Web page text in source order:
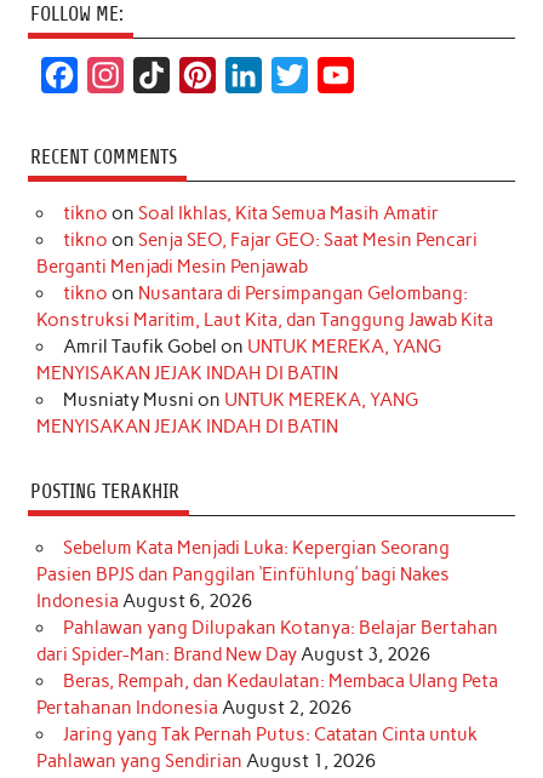
FOLLOW ME:
c
e
b
o
k
s
t
a
r
a
m
k
T
o
k
t
e
e
s
t
k
e
d
I
n
t
t
r
T
u
e
RECENT COMMENTS
tikno on Soal Ikhlas, Kita Semua Masih Amatir
tikno on Senja SEO, Fajar GEO: Saat Mesin Pencari
Berganti Menjadi Mesin Penjawab
tikno on Nusantara di Persimpangan Gelombang:
Konstruksi Maritim, Laut Kita, dan Tanggung Jawab Kita
Amril Taufik Gobel on UNTUK MEREKA, YANG
MENYISAKAN JEJAK INDAH DI BATIN
Musniaty Musni on UNTUK MEREKA, YANG
MENYISAKAN JEJAK INDAH DI BATIN
POSTING TERAKHIR
Sebelum Kata Menjadi Luka: Kepergian Seorang
Pasien BPJS dan Panggilan ‘Einfühlung’ bagi Nakes
Indonesia August 6, 2026
Pahlawan yang Dilupakan Kotanya: Belajar Bertahan
dari Spider-Man: Brand New DayAugust 3, 2026
Beras, Rempah, dan Kedaulatan: Membaca Ulang Peta
Pertahanan Indonesia August 2, 2026
Jaring yang Tak Pernah Putus: Catatan Cinta untuk
Pahlawan yang Sendirian August 1, 2026